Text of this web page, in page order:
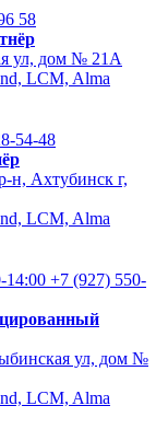
58
ул, дом № 21А
LCM, Alma
54-48
н, Ахтубинск г,
LCM, Alma
14:00 +7 (927) 550-
ул, дом №
LCM, Alma